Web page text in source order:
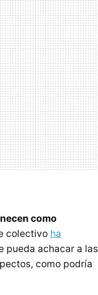
como
colectivo ha
pueda achacar a las
como podría